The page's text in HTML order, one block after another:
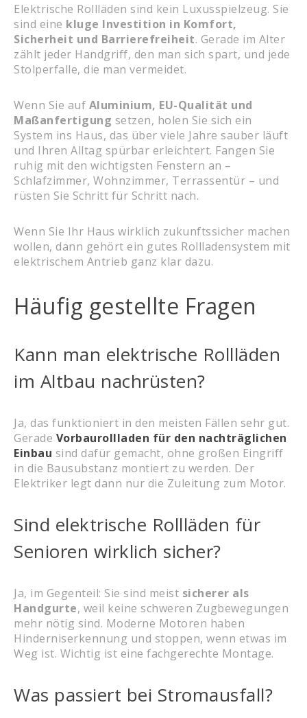
Elektrische Rollläden sind kein Luxusspielzeug. Sie
sind eine kluge Investition in Komfort,
Sicherheit und Barrierefreiheit. Gerade im Alter
zählt jeder Handgriff, den man sich spart, und jede
Stolperfalle, die man vermeidet.
Wenn Sie auf Aluminium, EU-Qualität und
Maßanfertigung setzen, holen Sie sich ein
System ins Haus, das über viele Jahre sauber läuft
und Ihren Alltag spürbar erleichtert. Fangen Sie
ruhig mit den wichtigsten Fenstern an –
Schlafzimmer, Wohnzimmer, Terrassentür – und
rüsten Sie Schritt für Schritt nach.
Wenn Sie Ihr Haus wirklich zukunftssicher machen
wollen, dann gehört ein gutes Rollladensystem mit
elektrischem Antrieb ganz klar dazu.
Häufig gestellte Fragen
Kann man elektrische Rollläden
im Altbau nachrüsten?
Ja, das funktioniert in den meisten Fällen sehr gut.
Gerade Vorbaurollladen für den nachträglichen
Einbau sind dafür gemacht, ohne großen Eingriff
in die Bausubstanz montiert zu werden. Der
Elektriker legt dann nur die Zuleitung zum Motor.
Sind elektrische Rollläden für
Senioren wirklich sicher?
Ja, im Gegenteil: Sie sind meist sicherer als
Handgurte, weil keine schweren Zugbewegungen
mehr nötig sind. Moderne Motoren haben
Hinderniserkennung und stoppen, wenn etwas im
Weg ist. Wichtig ist eine fachgerechte Montage.
Was passiert bei Stromausfall?